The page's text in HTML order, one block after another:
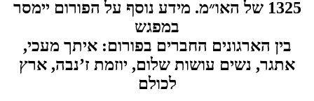
1325 של האו״מ. מידע נוסף על הפורום יימסר
במפגש
בין הארגונים החברים בפורום: איתך מעכי,
אתגר, נשים עושות שלום, יוזמת ז’נבה, ארץ
לכולם